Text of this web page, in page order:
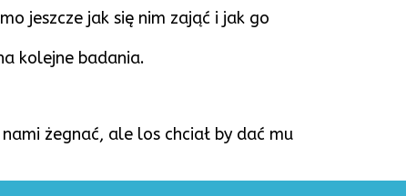
jeszcze jak się nim zająć i jak go
kolejne badania.
żegnać, ale los chciał by dać mu